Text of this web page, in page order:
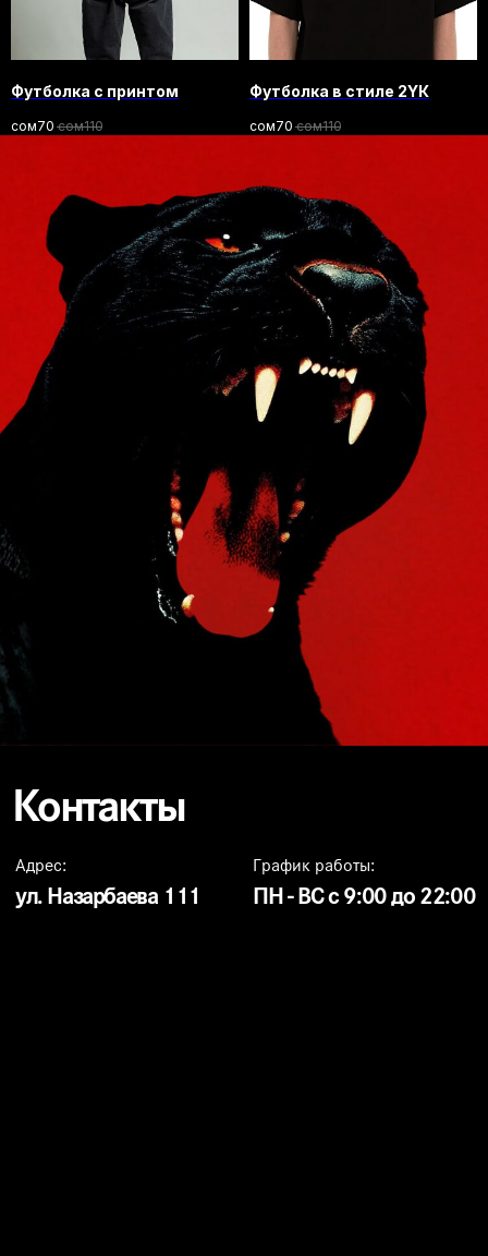
Футболка с принтом
сом70 сом110
Футболка в стиле 2YК
сом70 сом110
ПОКУПАТЕЛЯМ CURCH
О бренде
Контакты
Вакансии
Доставка
Возврат и обмен
Ответы на вопросы
КОНФИДЕНЦИАЛЬНОСТИ